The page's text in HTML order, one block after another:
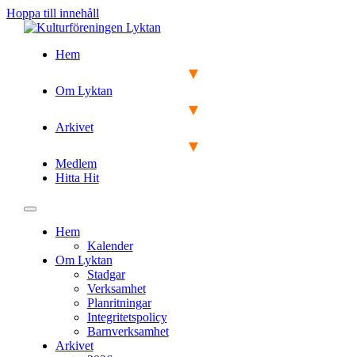
Hoppa till innehåll
Hem
Om Lyktan
Arkivet
Medlem
Hitta Hit
Hem
Kalender
Om Lyktan
Stadgar
Verksamhet
Planritningar
Integritetspolicy
Barnverksamhet
Arkivet